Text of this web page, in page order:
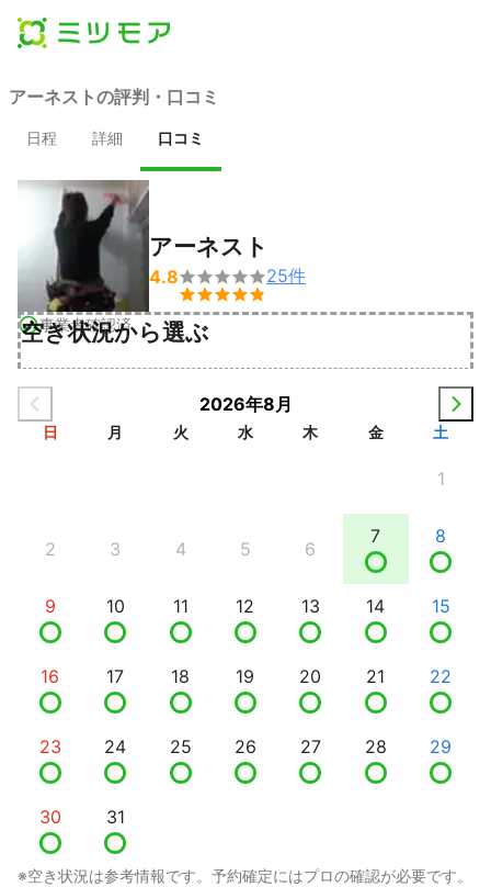
アーネストの評判・口コミ
日程 詳細 口コミ
事業者確認済
アーネスト
4.8

25件
空き状況から選ぶ
2026年8月
日 月 火 水 木 金 土
1
2 3 4 5 6
7 8
9 10 11 12 13 14 15
16 17 18 19 20 21 22
23 24 25 26 27 28 29
30 31
※空き状況は参考情報です。予約確定にはプロの確認が必要です。